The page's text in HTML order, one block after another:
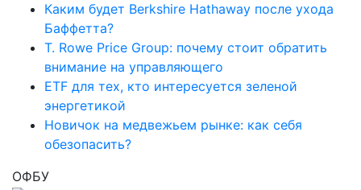
Каким будет Berkshire Hathaway после ухода
Баффетта?
T. Rowe Price Group: почему стоит обратить
внимание на управляющего
ETF для тех, кто интересуется зеленой
энергетикой
Новичок на медвежьем рынке: как себя
обезопасить?
ОФБУ